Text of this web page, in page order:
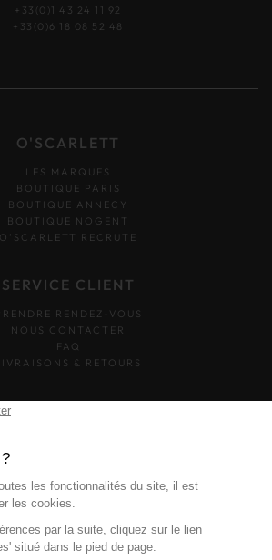
+33(0)1 43 24 11 92
+33(0)6 18 08 52 48
O'SCARLETT
LES MARQUES
BOUTIQUE PARIS
BOUTIQUE ANNECY
BOUTIQUE NOGENT
O’SCARLETT RECRUTE
SERVICE CLIENT
RENDEZ-VOUS
NOUS CONTACTER
FAQ
& RETOURS